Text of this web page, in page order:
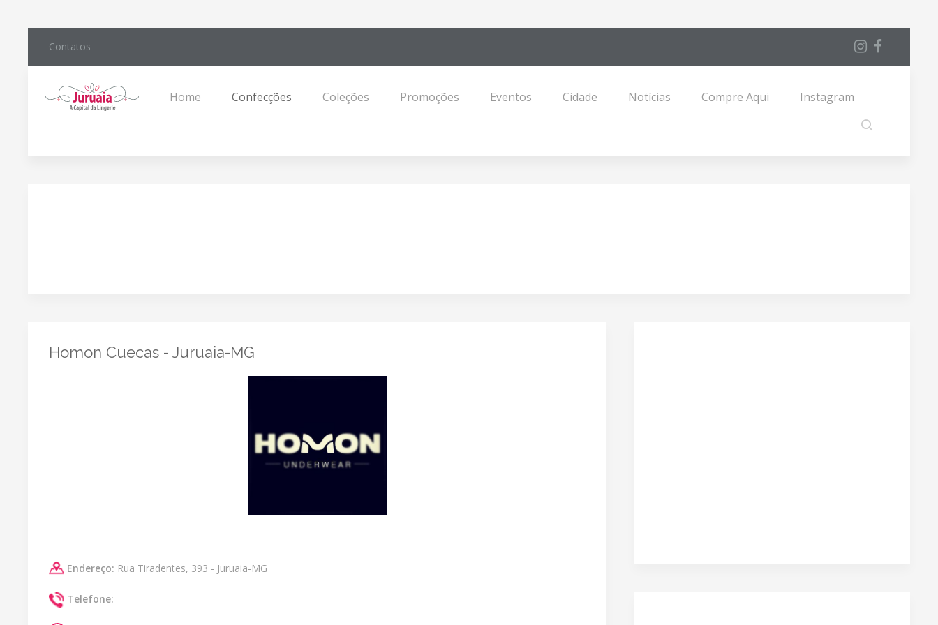
Contatos
Home Confecções Coleções Promoções Eventos Cidade Notícias Compre Aqui Instagram
Homon Cuecas - Juruaia-MG
Endereço: Rua Tiradentes, 393 - Juruaia-MG
Telefone: